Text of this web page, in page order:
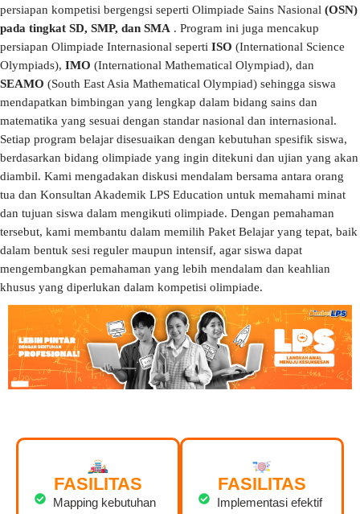
persiapan kompetisi bergengsi seperti Olimpiade Sains Nasional (OSN)
pada tingkat SD, SMP, dan SMA . Program ini juga mencakup
persiapan Olimpiade Internasional seperti ISO (International Science
Olympiads), IMO (International Mathematical Olympiad), dan
SEAMO (South East Asia Mathematical Olympiad) sehingga siswa
mendapatkan bimbingan yang lengkap dalam bidang sains dan
matematika yang sesuai dengan standar nasional dan internasional.
Setiap program belajar disesuaikan dengan kebutuhan spesifik siswa,
berdasarkan bidang olimpiade yang ingin ditekuni dan ujian yang akan
diambil. Kami mengadakan diskusi mendalam bersama antara orang
tua dan Konsultan Akademik LPS Education untuk memahami minat
dan tujuan siswa dalam mengikuti olimpiade. Dengan pemahaman
tersebut, kami membantu dalam memilih Paket Belajar yang tepat, baik
dalam bentuk sesi reguler maupun intensif, agar siswa dapat
mengembangkan pemahaman yang lebih mendalam dan keahlian
khusus yang diperlukan dalam kompetisi olimpiade.
FASILITAS
Mapping kebutuhan
FASILITAS
Implementasi efektif